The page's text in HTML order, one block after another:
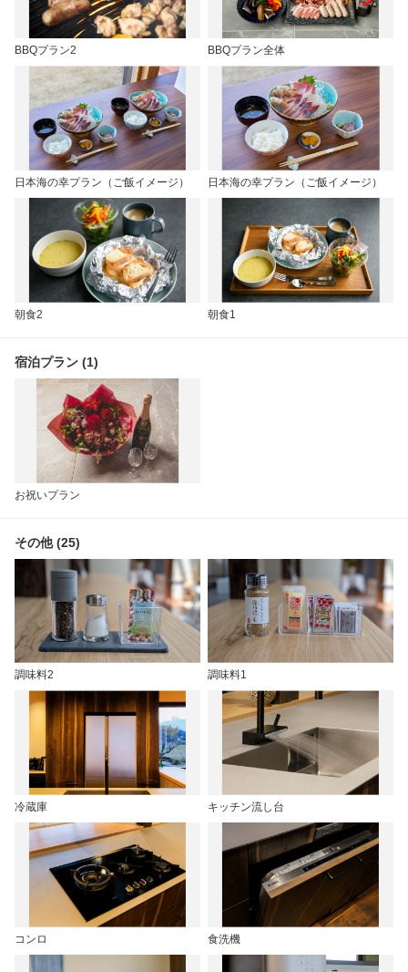
BBQプラン2 BBQプラン全体
日本海の幸プラン（ご飯イメージ） 日本海の幸プラン（ご飯イメージ）
朝食2 朝食1
宿泊プラン (1)
お祝いプラン
その他 (25)
調味料2 調味料1
冷蔵庫 キッチン流し台
コンロ 食洗機